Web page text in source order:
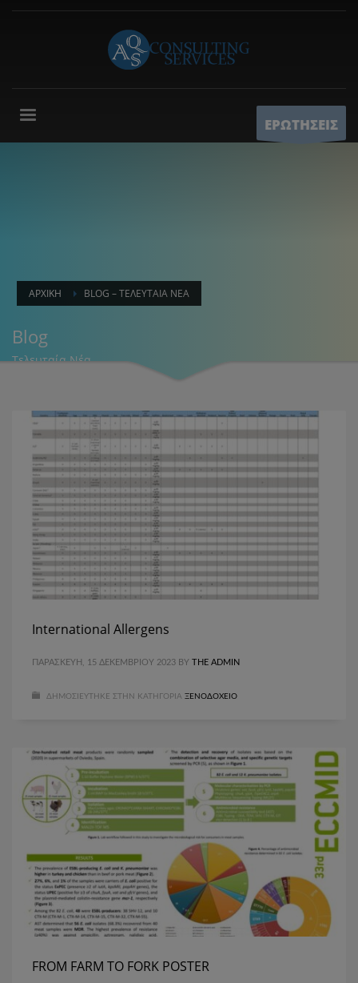
ΕΡΩΤΗΣΕΙΣ
ΑΡΧΙΚΉ BLOG – ΤΕΛΕΥΤΑΊΑ ΝΈΑ
Blog
Τελευταία Νέα
International Allergens
ΠΑΡΑΣΚΕΥΉ, 15 ΔΕΚΕΜΒΡΊΟΥ 2023 BY THE ADMIN
ΔΗΜΟΣΙΕΎΤΗΚΕ ΣΤΗΝ ΚΑΤΗΓΟΡΊΑ ΞΕΝΟΔΟΧΕΊΟ
FROM FARM TO FORK POSTER